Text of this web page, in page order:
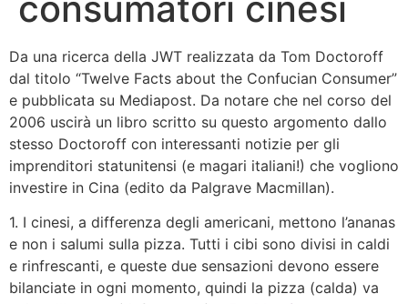
Da una ricerca della JWT realizzata da Tom Doctoroff
dal titolo “Twelve Facts about the Confucian Consumer”
e pubblicata su Mediapost. Da notare che nel corso del
2006 uscirà un libro scritto su questo argomento dallo
stesso Doctoroff con interessanti notizie per gli
imprenditori statunitensi (e magari italiani!) che vogliono
investire in Cina (edito da Palgrave Macmillan).
1. I cinesi, a differenza degli americani, mettono l’ananas
e non i salumi sulla pizza. Tutti i cibi sono divisi in caldi
e rinfrescanti, e queste due sensazioni devono essere
bilanciate in ogni momento, quindi la pizza (calda) va